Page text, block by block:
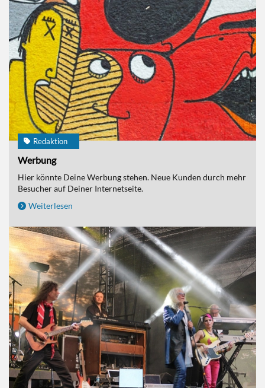
Redaktion
Werbung
Hier könnte Deine Werbung stehen. Neue Kunden durch mehr
Besucher auf Deiner Internetseite.
Weiterlesen